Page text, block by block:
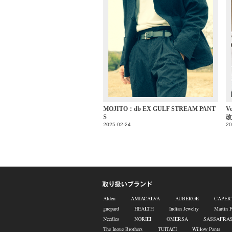
MOJITO：db EX GULF STREAM PANT
S
2025-02-24
改
Alden AMIACALVA AUBERGE
guepard
HEALTH Indian Jewelry Martin
Needles
NORIEI OMERSA SASSAFRAS
The Inoue Brothers
TUITACI Willow Pants